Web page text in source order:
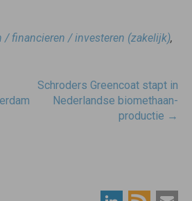
/ financieren / investeren (zakelijk),
Schroders Greencoat stapt in
Nederlandse biomethaan-
productie →